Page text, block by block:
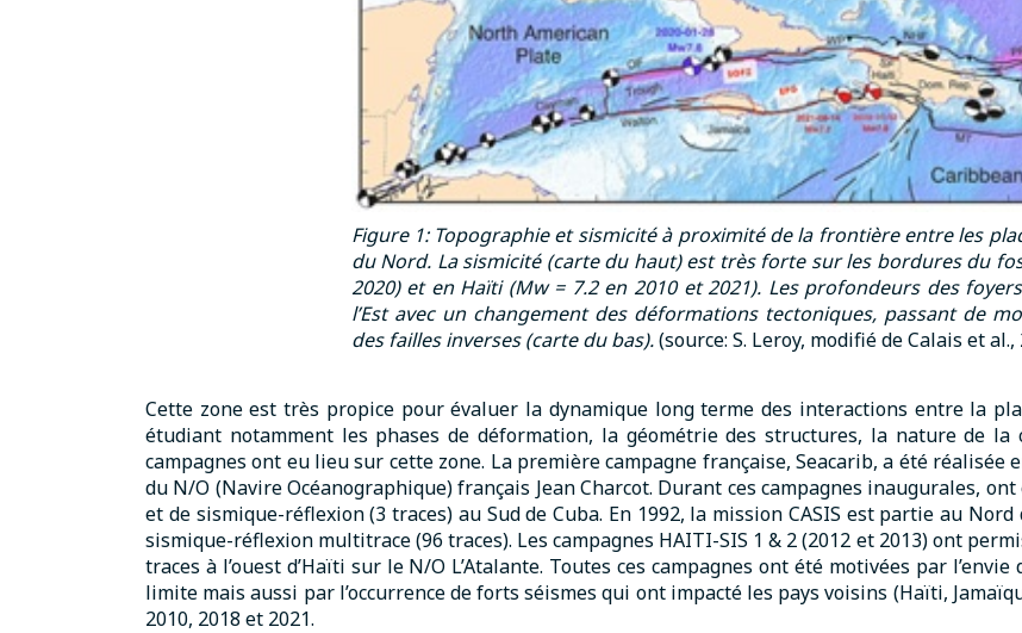
Figure 1: Topographie et sismicité à proximité de la frontière entre les
du Nord. La sismicité (carte du haut) est très forte sur les bordures du
2020) et en Haïti (Mw = 7.2 en 2010 et 2021). Les profondeurs des
l’Est avec un changement des déformations tectoniques, passant de
des failles inverses (carte du bas).(source: S. Leroy, modifié de Calais et al.,
Cette zone est très propice pour évaluer la dynamique long terme des interactions entre la
étudiant notamment les phases de déformation, la géométrie des structures, la nature de la
campagnes ont eu lieu sur cette zone. La première campagne française, Seacarib, a été réalisée
du N/O (Navire Océanographique) français Jean Charcot. Durant ces campagnes inaugurales,
et de sismique-réflexion (3 traces) au Sud de Cuba. En 1992, la mission CASIS est partie au
sismique-réflexion multitrace (96 traces). Les campagnes HAITI-SIS 1 & 2 (2012 et 2013) ont
traces à l’ouest d’Haïti sur le N/O L’Atalante. Toutes ces campagnes ont été motivées par
limite mais aussi par l’occurrence de forts séismes qui ont impacté les pays voisins (Haïti,
2010, 2018 et 2021.